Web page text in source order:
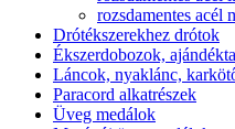
rozsdamentes acél
Drótékszerekhez drótok
Ékszerdobozok,
Láncok, nyaklánc,
Paracord alkatrészek
Üveg medálok